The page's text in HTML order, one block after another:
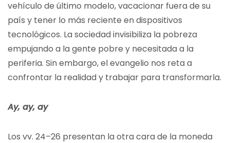
vehículo de último modelo, vacacionar fuera de su
país y tener lo más reciente en dispositivos
tecnológicos. La sociedad invisibiliza la pobreza
empujando a la gente pobre y necesitada a la
periferia. Sin embargo, el evangelio nos reta a
confrontar la realidad y trabajar para transformarla.
Ay, ay, ay
Los vv. 24–26 presentan la otra cara de la moneda